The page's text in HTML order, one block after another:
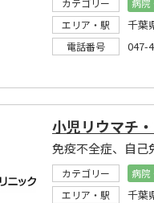
エリア・駅
千葉
電話番号 047-
小児リウマチ
カテゴリー 病院
エリア・駅
千葉